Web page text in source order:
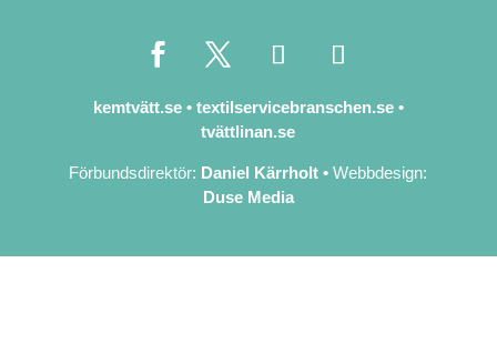
kemtvätt.se • textilservicebranschen.se •
tvättlinan.se
Förbundsdirektör: Daniel Kärrholt • Webbdesign:
Duse Media